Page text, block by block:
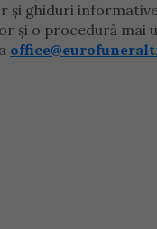
și ghiduri
și o procedură mai